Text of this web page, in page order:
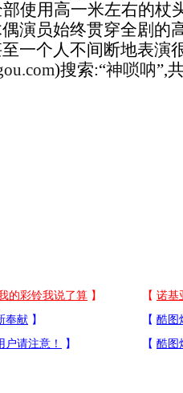
使用高一米左右的杖
演员始终贯穿全剧的
一个人不间断地表演
)搜索:“神唢呐”,